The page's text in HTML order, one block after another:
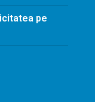
pe